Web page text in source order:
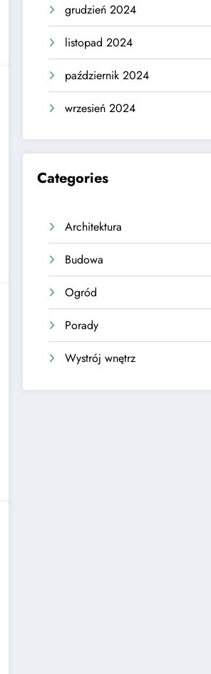
grudzień 2024
listopad 2024
październik 2024
wrzesień 2024
Categories
Architektura
Budowa
Ogród
Porady
Wystrój wnętrz